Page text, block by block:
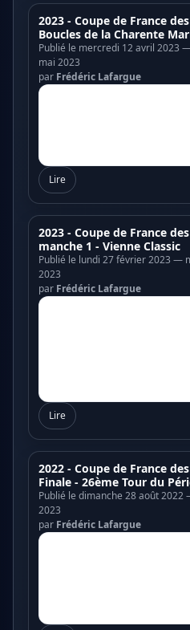
2023 - Coupe de France
Boucles de la Charente
Publié le mercredi 12 avril 2023
mai 2023
par Frédéric Lafargue
Lire
2023 - Coupe de France
manche 1 - Vienne Classic
Publié le lundi 27 février 2023 —
2023
par Frédéric Lafargue
Lire
2022 - Coupe de France
Finale - 26ème Tour du
Publié le dimanche 28 août
2023
par Frédéric Lafargue